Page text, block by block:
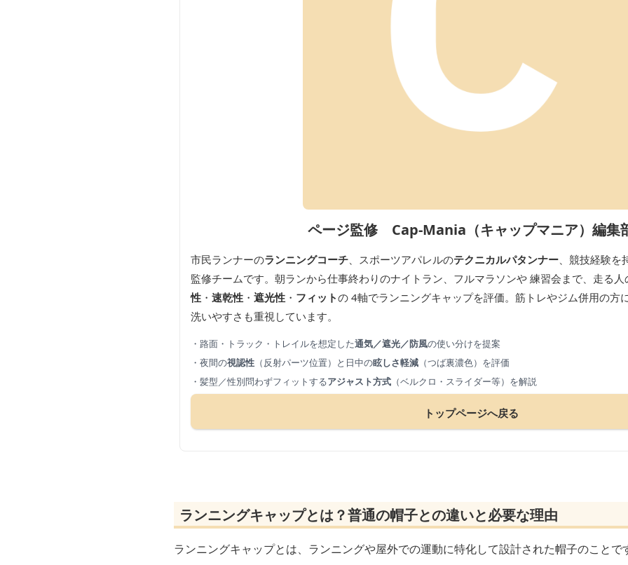
ページ監修 Cap-Mania（キャップマニア）編集
市民ランナーのランニングコーチ、スポーツアパレルのテクニカルパタンナー、競技経験を
監修チームです。朝ランから仕事終わりのナイトラン、フルマラソンや 練習会まで、走る人
性 ・ 速乾性 ・ 遮光性 ・ フィットの 4軸でランニングキャップを評価。筋トレやジム併用の方
洗いやすさも重視しています。
・路面・トラック・トレイルを想定した通気／遮光／防風の使い分けを提案
・夜間の視認性 （反射パーツ位置）と日中の眩しさ軽減 （つば裏濃色）を評価
・髪型／性別問わずフィットするアジャスト方式 （ベルクロ・スライダー等）を解説
トップページへ戻る
ランニングキャップとは？普通の帽子との違いと必要な理由
ランニングキャップとは、ランニングや屋外での運動に特化して設計された帽子のことで